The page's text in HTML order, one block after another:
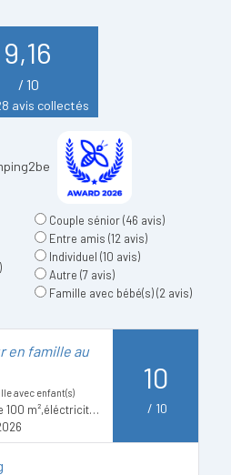
9,16
/ 10
avis collectés
Couple sénior(46 avis)
Entre amis (12 avis)
Individuel (10 avis)
Autre (7 avis)
Famille avec bébé(s)(2 avis)
en famille au
avec enfant(s)
Emplacement Confort + de 100 m²,éléctricité inclus-Véhicule Max 7.5 mètres
10
/ 10